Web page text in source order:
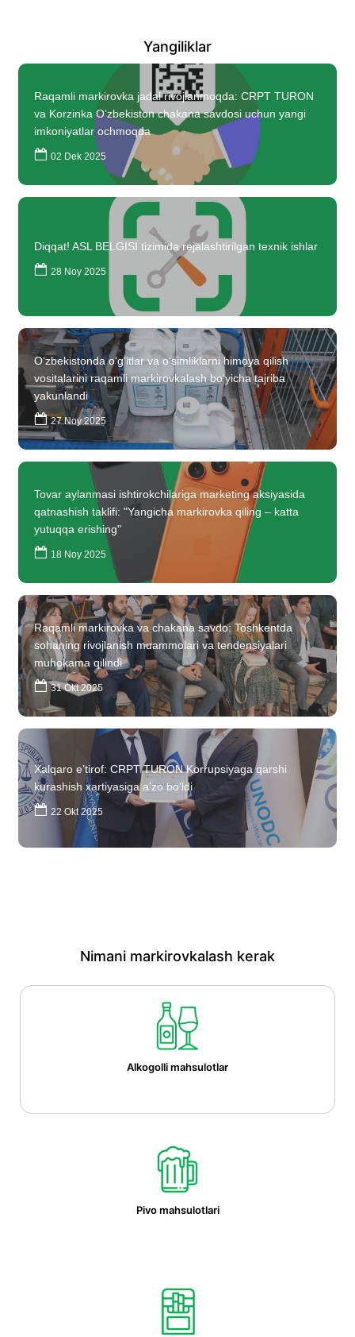
Yangiliklar
Raqamli markirovka jadal rivojlanmoqda: CRPT TURON
va Korzinka O‘zbekiston chakana savdosi uchun yangi
imkoniyatlar ochmoqda
02 Dek 2025
Diqqat! ASL BELGISI tizimida rejalashtirilgan texnik ishlar
28 Noy 2025
O‘zbekistonda o‘g‘itlar va o‘simliklarni himoya qilish
vositalarini raqamli markirovkalash bo‘yicha tajriba
yakunlandi
27 Noy 2025
Tovar aylanmasi ishtirokchilariga marketing aksiyasida
qatnashish taklifi: "Yangicha markirovka qiling – katta
yutuqqa erishing"
18 Noy 2025
Raqamli markirovka va chakana savdo: Toshkentda
sohaning rivojlanish muammolari va tendensiyalari
muhokama qilindi
31 Okt 2025
Xalqaro e’tirof: CRPT TURON Korrupsiyaga qarshi
kurashish xartiyasiga a’zo bo‘ldi
22 Okt 2025
Nimani markirovkalash kerak
Alkogolli mahsulotlar
Pivo mahsulotlari